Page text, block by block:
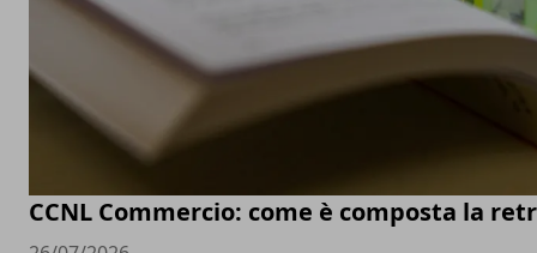
CCNL Commercio: come è composta la